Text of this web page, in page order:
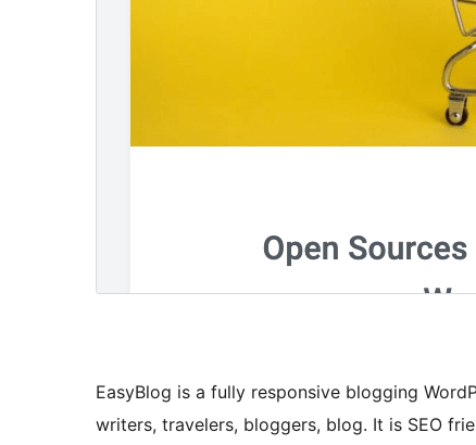
EasyBlog is a fully responsive blogging
writers, travelers, bloggers, blog. It is SEO